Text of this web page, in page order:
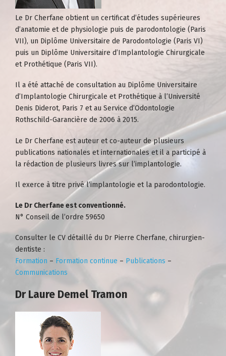
Le Dr Cherfane obtient un certificat d’études supérieures
d’anatomie et de physiologie puis de parodontologie (Paris
VII), un Diplôme Universitaire de Parodontologie (Paris VI)
puis un Diplôme Universitaire d’Implantologie Chirurgicale
et Prothétique (Paris VII).
Il a été attaché de consultation au Diplôme Universitaire
d’Implantologie Chirurgicale et Prothétique à l’Université
Denis Diderot, Paris 7 et au Service d’Odontologie
Rothschild-Garancière de 2006 à 2015.
Le Dr Cherfane est auteur et co-auteur de plusieurs
publications nationales et internationales et il a participé à
la rédaction de plusieurs livres sur l’implantologie.
Il exerce à titre privé l’implantologie et la parodontologie.
Le Dr Cherfane est conventionné.
N° Conseil de l’ordre 59650
Consulter le CV détaillé du Dr Pierre Cherfane, chirurgien-
dentiste :
Formation – Formation continue – Publications –
Communications
Dr Laure Demel Tramon